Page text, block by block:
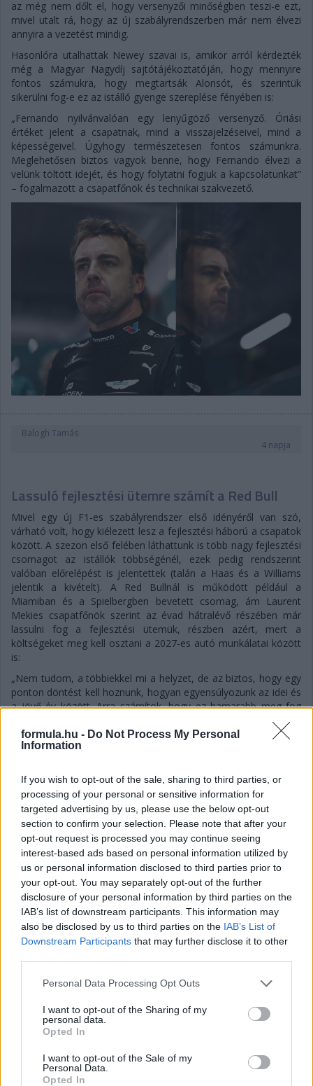
formula.hu - Do Not Process My Personal
Information
If you wish to opt-out of the sale, sharing to third parties, or
processing of your personal or sensitive information for
targeted advertising by us, please use the below opt-out
section to confirm your selection. Please note that after your
opt-out request is processed you may continue seeing
interest-based ads based on personal information utilized by
us or personal information disclosed to third parties prior to
your opt-out. You may separately opt-out of the further
disclosure of your personal information by third parties on the
IAB’s list of downstream participants. This information may
also be disclosed by us to third parties on the IAB’s List of
Downstream Participants that may further disclose it to other
Please note that this website/app uses one or more Google
not limited to your visit or usage behaviour. You may click to
grant or deny consent to Google and its third-party tags to
use your data for below specified purposes in below Google
consent section.
Personal Data Processing Opt Outs
I want to opt-out of the Sharing of my
personal data.
Opted In
I want to opt-out of the Sale of my
Personal Data.
Opted In
az még nem dőlt el, hogy versenyzői minőségben teszi-e ezt,
mivel utalt rá, hogy az új szabályrendszerben már nem élvezi
annyira a vezetést mindig.
Hasonlóra utalhattak Newey szavai is, amikor arról kérdezték
még a Magyar Nagydíj sajtótájékoztatóján, hogy mennyire
fontos számukra, hogy megtartsák Alonsót, és szerintük
sikerülni fog-e ez az istálló gyenge szereplése fényében is:
„Fernando nyilvánvalóan egy lenyűgöző versenyző. Óriási
értéket jelent a csapatnak, mind a visszajelzéseivel, mind a
képességeivel. Úgyhogy természetesen fontos számunkra.
Meglehetősen biztos vagyok benne, hogy Fernando élvezi a
velünk töltött idejét, és hogy folytatni fogjuk a kapcsolatunkat”
– fogalmazott a csapatfőnök és technikai szakvezető.
Balogh Tamás
4 napja
Lassuló fejlesztési ütemre számít a Red Bull
Mivel egy új F1-es szabályrendszer első idényéről van szó,
várható volt, hogy kiélezett lesz a fejlesztési háború a csapatok
között. A szezon első felében láthattunk is több nagy fejlesztési
csomagot az istállók többségénél, ezek pedig rendszerint
valóban előrelépést is jelentettek (talán a Haas és a Williams
jelentik a kivételt). A Red Bullnál is működött például a
Miamiban és a Spielbergben bevetett csomag, ám Laurent
Mekies csapatfőnök szerint az évad hátralévő részében már
lassulni fog a fejlesztési ütemük, részben azért, mert a
költségeket meg kell osztani a 2027-es autó munkálatai között
is:
„Nem tudom, a többiekkel mi a helyzet, de az biztos, hogy egy
ponton döntést kell hoznunk, hogyan egyensúlyozunk az idei és
a jövő év között. Arra számítok, hogy ez hamarabb meg fog
történni, mint tavaly. Szóval főleg a szabályzat fényében
dönteni fogunk” – idézi Mekiest a Crash.net. „Ami minket illet,
rengeteg fejlesztést hoztunk mostanáig, hogy próbáljuk
Valószínűleg nehéz elképzelni, hogy ebben a ritmusban fogjuk
folytatni, mindenesetre meglátjuk, mi a legjobb módja annak,
hogy ledolgozzuk ezt az utolsó három tizedmásodpercet.”
4 napja